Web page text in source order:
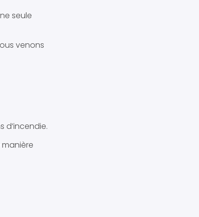
seule
venons
d’incendie.